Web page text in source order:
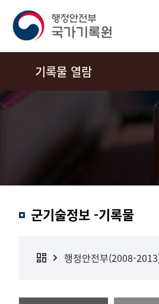
기록물 열람
군기술정보 -기록물
행정안전부(2008-